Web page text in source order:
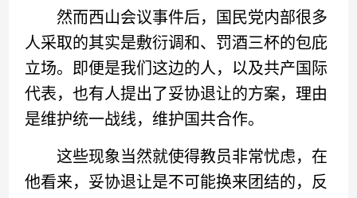
然而西山会议事件后，国民党内部很多
人采取的其实是敷衍调和、罚酒三杯的包庇
立场。即便是我们这边的人，以及共产国际
代表，也有人提出了妥协退让的方案，理由
是维护统一战线，维护国共合作。
这些现象当然就使得教员非常忧虑，在
他看来，妥协退让是不可能换来团结的，反